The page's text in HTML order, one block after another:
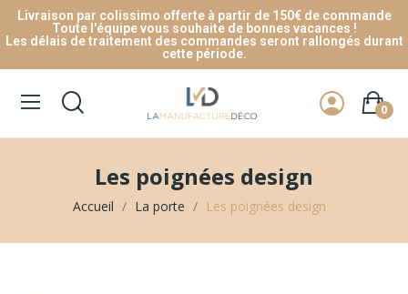
Livraison par colissimo offerte à partir de 150€ de commande
Toute l'équipe vous souhaite de bonnes vacances !
Les délais de traitement des commandes seront rallongés durant
cette période.
0
Les poignées design
Accueil La porte Les poignées design